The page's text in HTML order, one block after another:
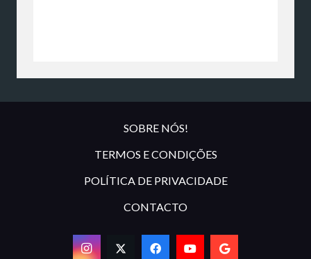
SOBRE NÓS!
TERMOS E CONDIÇÕES
POLÍTICA DE PRIVACIDADE
CONTACTO